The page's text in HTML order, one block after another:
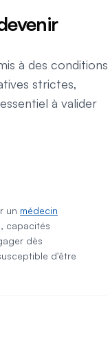
à des conditions
strictes,
à valider
un médecin
capacités
dès
d'être